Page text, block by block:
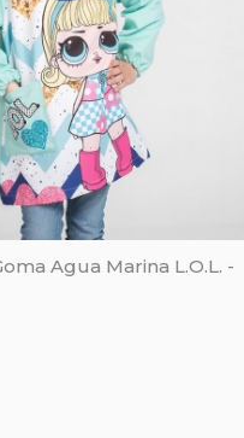
Agua Marina L.O.L. -